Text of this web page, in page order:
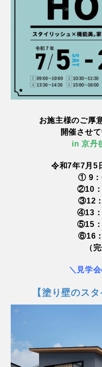
お施主様のご厚
開催させ
in 京丹
令和7年7月5
① 9：
②10：
③12：
④13：
⑤15：
⑥16：
（完
＼見学
【塗り壁のスタ